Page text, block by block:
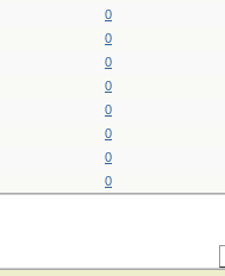
0
0
0
0
0
0
0
0